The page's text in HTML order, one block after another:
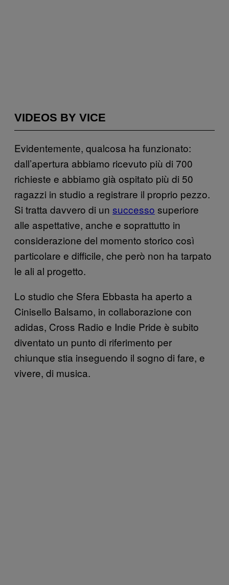
VIDEOS BY VICE
Evidentemente, qualcosa ha funzionato:
dall’apertura abbiamo ricevuto più di 700
richieste e abbiamo già ospitato più di 50
ragazzi in studio a registrare il proprio pezzo.
Si tratta davvero di un successo superiore
alle aspettative, anche e soprattutto in
considerazione del momento storico così
particolare e difficile, che però non ha tarpato
le ali al progetto.
Lo studio che Sfera Ebbasta ha aperto a
Cinisello Balsamo, in collaborazione con
adidas, Cross Radio e Indie Pride è subito
diventato un punto di riferimento per
chiunque stia inseguendo il sogno di fare, e
vivere, di musica.